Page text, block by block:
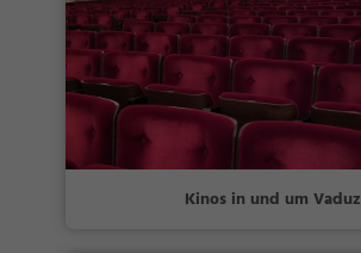
Kinos in und um Vaduz